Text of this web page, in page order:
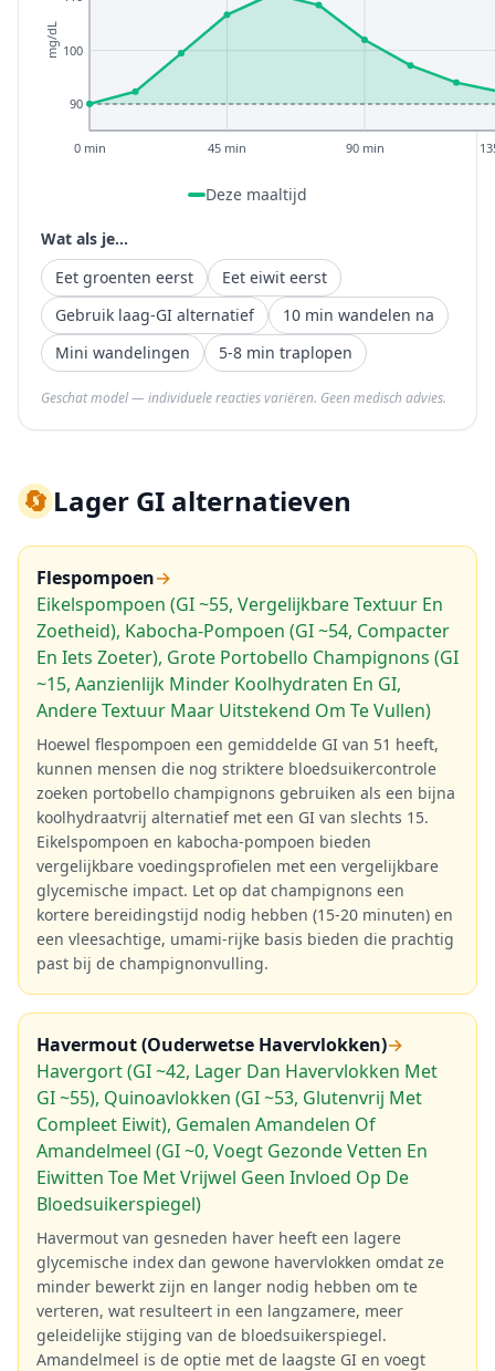
90
100
0 min 45 min 90 min
mg/dL
Deze maaltijd
Wat als je...
Eet groenten eerst
Eet eiwit eerst
Gebruik laag-GI alternatief
10 min wandelen na
Mini wandelingen
5-8 min traplopen
Geschat model — individuele reacties variëren. Geen medisch advies.
🔄Lager GI alternatieven
Flespompoen→
Eikelspompoen (GI ~55, Vergelijkbare Textuur En
Zoetheid), Kabocha-Pompoen (GI ~54, Compacter
En Iets Zoeter), Grote Portobello Champignons (GI
~15, Aanzienlijk Minder Koolhydraten En GI,
Andere Textuur Maar Uitstekend Om Te Vullen)
Hoewel flespompoen een gemiddelde GI van 51 heeft,
kunnen mensen die nog striktere bloedsuikercontrole
zoeken portobello champignons gebruiken als een bijna
koolhydraatvrij alternatief met een GI van slechts 15.
Eikelspompoen en kabocha-pompoen bieden
vergelijkbare voedingsprofielen met een vergelijkbare
glycemische impact. Let op dat champignons een
kortere bereidingstijd nodig hebben (15-20 minuten) en
een vleesachtige, umami-rijke basis bieden die prachtig
past bij de champignonvulling.
Havermout (Ouderwetse Havervlokken)→
Havergort (GI ~42, Lager Dan Havervlokken Met
GI ~55), Quinoavlokken (GI ~53, Glutenvrij Met
Compleet Eiwit), Gemalen Amandelen Of
Amandelmeel (GI ~0, Voegt Gezonde Vetten En
Eiwitten Toe Met Vrijwel Geen Invloed Op De
Bloedsuikerspiegel)
Havermout van gesneden haver heeft een lagere
glycemische index dan gewone havervlokken omdat ze
minder bewerkt zijn en langer nodig hebben om te
verteren, wat resulteert in een langzamere, meer
geleidelijke stijging van de bloedsuikerspiegel.
Amandelmeel is de optie met de laagste GI en voegt